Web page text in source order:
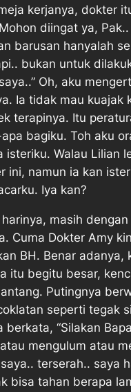
kerjanya, dokter
diingat ya,
barusan hanyalah
bukan untuk
Oh, aku
Ia tidak mau kuajak
terapinya. Itu
bagiku. Toh aku
isteriku. Walau Lilian
ini, namun ia kan
Iya kan?
harinya, masih
Cuma Dokter Amy
BH. Benar adanya,
itu begitu besar,
Putingnya
seperti tegak
berkata, “Silakan
mengulum atau
terserah.. saya
bisa tahan berapa